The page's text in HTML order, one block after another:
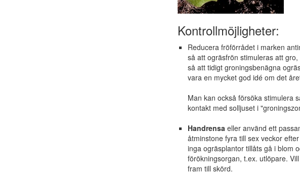
Kontrollmöjligheter:
Reducera fröförrådet i marken
så att ogräsfrön stimuleras att
så att tidigt groningsbenägna
vara en mycket god idé om det
Man kan också försöka stimulera
kontakt med solljuset i
Handrensa eller använd ett
åtminstone fyra till sex veckor
inga ogräsplantor tillåts gå i blom
förökningsorgan, t.ex. utlöpare.
fram till skörd.